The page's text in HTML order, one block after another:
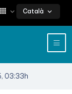
Català
03:33h